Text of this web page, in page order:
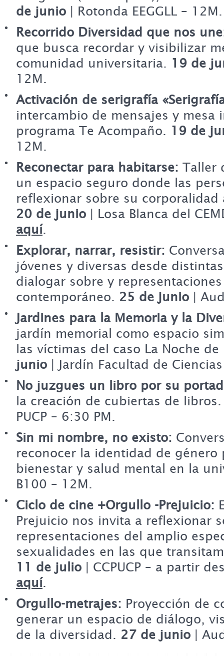
de junio | Rotonda EEGGLL – 12M.
Recorrido Diversidad que nos
que busca recordar y visibilizar
comunidad universitaria. 19 de
12M.
Activación de serigrafía
intercambio de mensajes y mesa
programa Te Acompaño. 19 de
12M.
Reconectar para habitarse: Taller
un espacio seguro donde las
reflexionar sobre su corporalidad
20 de junio | Losa Blanca del
aquí.
Explorar, narrar, resistir:
jóvenes y diversas desde
dialogar sobre y
contemporáneo. 25 de junio |
Jardines para la Memoria y la
jardín memorial como espacio
las víctimas del caso La Noche
junio | Jardín Facultad de
No juzgues un libro por su
la creación de cubiertas de
PUCP – 6:30 PM.
Sin mi nombre, no existo:
reconocer la identidad de género
bienestar y salud mental en la
B100 – 12M.
Ciclo de cine +Orgullo -Prejuicio:
Prejuicio nos invita a reflexionar
representaciones del amplio
sexualidades en las que
11 de julio | CCPUCP – a partir
aquí.
Orgullo-metrajes: Proyección de
generar un espacio de diálogo,
de la diversidad. 27 de junio |